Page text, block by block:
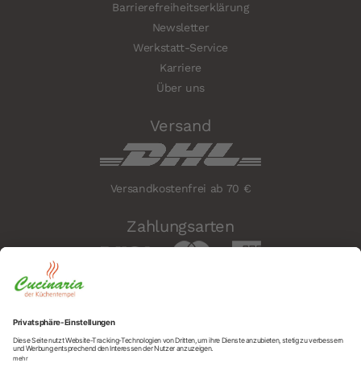
Barrierefreiheitserklärung
Newsletter
Werkstatt-Service
Karriere
Über uns
Versand
Versandkostenfrei ab 70 €
Zahlungsarten
Sicherheit